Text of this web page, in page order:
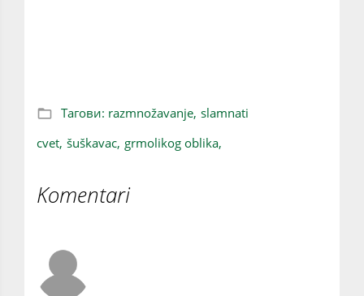
Тагови: razmnožavanje, slamnati
cvet, šuškavac, grmolikog oblika,
Komentari